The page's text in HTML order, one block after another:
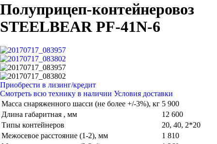
Полуприцеп-контейнеровоз
STEELBEAR PF-41N-6
Приобрести в лизинг/кредит
Смотреть всю технику в наличии Условия доставки
Масса снаряженного шасси (не более +/-3%), кг 5 900
Длина габаритная , мм
12 600
Типы контейнеров
20, 40, 2*20
Межосевое расстояние (1-2), мм
1 810